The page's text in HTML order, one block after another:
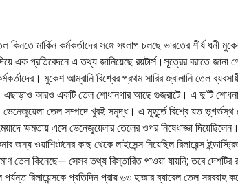
মার্কিন কর্মকর্তাদের সঙ্গে সংলাপ চলছে ভারতের শীর্ষ ধনী
দিয়ে এক প্রতিবেদনে এ তথ্য জানিয়েছে রয়টার্স।সূত্রের বরাতে জানা
মুকেশ আম্বানি বিশ্বের প্রথম সারির জ্বালানি তেল
এছাড়াও আরও একটি তেল শোধানগার আছে গুজরাটে। এ দু’টি
তেল সম্পদে খুবই সমৃদ্ধ। এ মূহূর্তে বিশ্বে যত
ক্ষমতায় এসে ভেনেজুয়েলার তেলের ওপর নিষেধাজ্ঞা
ওয়াশিংটনের কাছ থেকে লাইসেন্স নিয়েছিল রিলায়েন্স
তেল কিনেছে— সেসব তথ্য বিস্তারিত পাওয়া যায়নি; তবে দেশটির
রিলায়েন্সকে প্রতিদিন প্রায় ৬৩ হাজার ব্যারেল তেল সরবরাহ